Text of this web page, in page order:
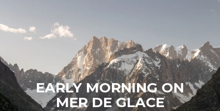
EARLY MORNING ON
MER DE GLACE